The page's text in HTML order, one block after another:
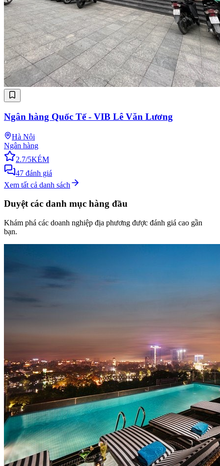
Ngân hàng Quốc Tế - VIB Lê Văn Lương
Hà Nội
Ngân hàng
2.7/5KÉM
47 đánh giá
Xem tất cả danh sách
Duyệt các danh mục hàng đầu
Khám phá các doanh nghiệp địa phương được đánh giá cao gần
bạn.